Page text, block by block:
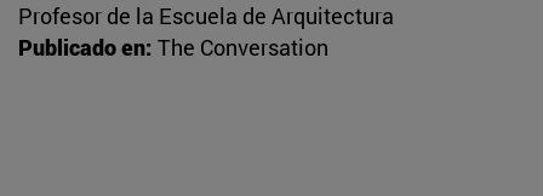
Profesor de la Escuela de Arquitectura
Publicado en: The Conversation